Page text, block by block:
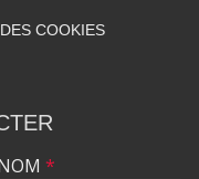
COOKIES
*